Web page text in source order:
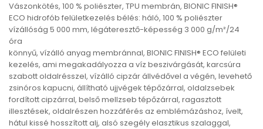
Vászonkötés, 100 % poliészter, TPU membrán, BIONIC FINISH®
ECO hidrofób felületkezelés bélés: háló, 100 % poliészter
vízállóság 5 000 mm, légáteresztő-képesség 3 000 g/m²/24
óra
könnyű, vízálló anyag membránnal, BIONIC FINISH® ECO felületi
kezelés, ami megakadályozza a víz beszivárgását, karcsúra
szabott oldalrésszel, vízálló cipzár állvédővel a végén, levehető
zsinóros kapucni, állítható ujjvégek tépőzárral, oldalzsebek
fordított cipzárral, belső mellzseb tépőzárral, ragasztott
illesztések, oldalrészen hozzáférés az emblémázáshoz, ívelt,
hátul kissé hosszított alj, alsó szegély elasztikus szalaggal,